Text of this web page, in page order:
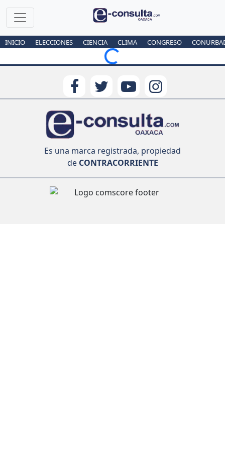
INICIO ELECCIONES CIENCIA CLIMA CONGRESO
Loading...
Es una marca registrada, propiedad
deCONTRACORRIENTE